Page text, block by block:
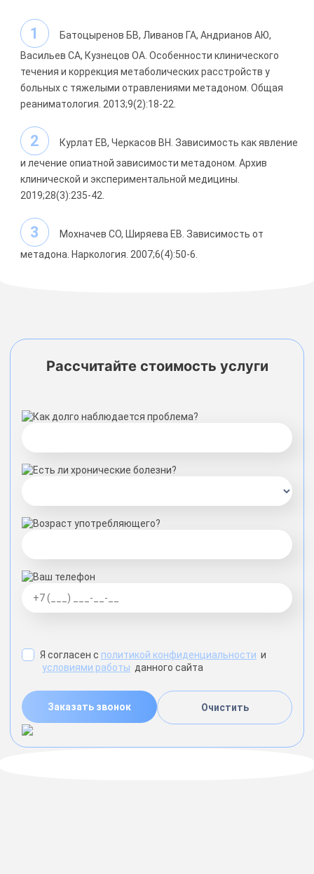
Батоцыренов БВ, Ливанов ГА, Андрианов АЮ,
Васильев СА, Кузнецов ОА. Особенности клинического
течения и коррекция метаболических расстройств у
больных с тяжелыми отравлениями метадоном. Общая
реаниматология. 2013;9(2):18-22.
Курлат ЕВ, Черкасов ВН. Зависимость как явление
и лечение опиатной зависимости метадоном. Архив
клинической и экспериментальной медицины.
2019;28(3):235-42.
Мохначев CO, Ширяева ЕВ. Зависимость от
метадона. Наркология. 2007;6(4):50-6.
Рассчитайте стоимость услуги
Как долго наблюдается проблема?
Есть ли хронические болезни?
Возраст употребляющего?
Ваш телефон
Я согласен с политикой конфиденциальности и
условиями работы данного сайта
Очистить
Заказать звонок